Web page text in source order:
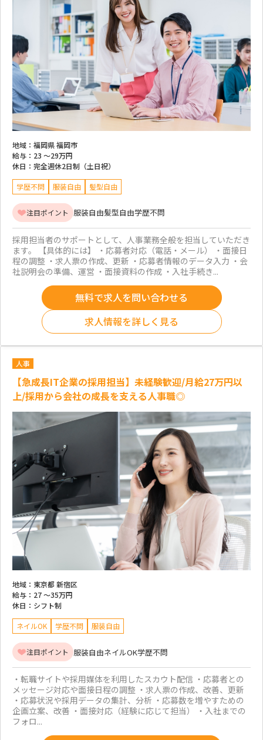
地域： 福岡県 福岡市
給与： 23 ～29万円
休日： 完全週休2日制（土日祝）
学歴不問 服装自由 髪型自由
注目ポイント 服装自由髪型自由学歴不問
採用担当者のサポートとして、人事業務全般を担当していただき
ます。 【具体的には】 ・応募者対応（電話・メール） ・面接日
程の調整 ・求人票の作成、更新 ・応募者情報のデータ入力 ・会
社説明会の準備、運営 ・面接資料の作成 ・入社手続き...
無料で求人を問い合わせる
求人情報を詳しく見る
人事
【急成長IT企業の採用担当】未経験歓迎/月給27万円以
上/採用から会社の成長を支える人事職◎
地域： 東京都 新宿区
給与： 27 ～35万円
休日： シフト制
ネイルOK 学歴不問 服装自由
注目ポイント 服装自由ネイルOK学歴不問
・転職サイトや採用媒体を利用したスカウト配信 ・応募者との
メッセージ対応や面接日程の調整 ・求人票の作成、改善、更新
・応募状況や採用データの集計、分析 ・応募数を増やすための
企画立案、改善 ・面接対応（経験に応じて担当） ・入社までの
フォロ...